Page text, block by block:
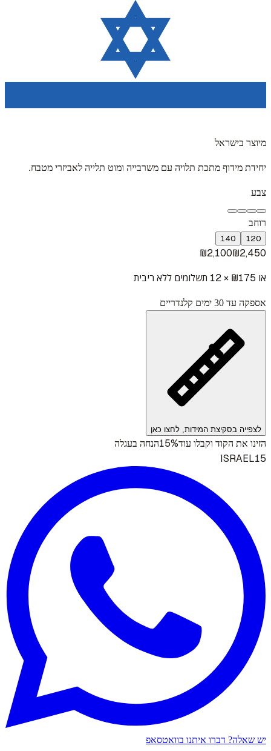
מיוצר בישראל
יחידת מידוף מתכת תלויה עם משרבייה ומוט תלייה לאביזרי מטבח.
צבע
רוחב
120
140
₪2,100₪2,450
או ₪ 175 × 12 תשלומים ללא ריבית
אספקה עד 30 ימים קלנדריים
לצפייה בסקיצת המידות, לחצו כאן
הזינו את הקוד וקבלו עוד15%הנחה בעגלה
ISRAEL15
יש שאלה? דברו איתנו בוואטסאפ